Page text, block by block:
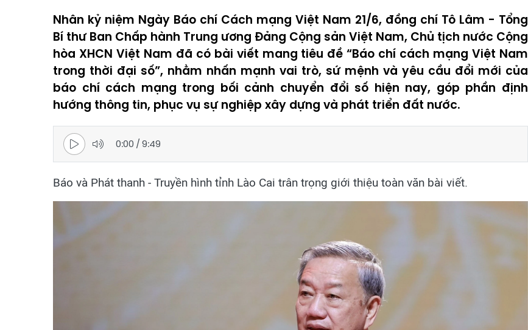
Nhân kỷ niệm Ngày Báo chí Cách mạng Việt Nam 21/6, đồng chí Tô Lâm - Tổng
Bí thư Ban Chấp hành Trung ương Đảng Cộng sản Việt Nam, Chủ tịch nước Cộng
hòa XHCN Việt Nam đã có bài viết mang tiêu đề “Báo chí cách mạng Việt Nam
trong thời đại số”, nhằm nhấn mạnh vai trò, sứ mệnh và yêu cầu đổi mới của
báo chí cách mạng trong bối cảnh chuyển đổi số hiện nay, góp phần định
hướng thông tin, phục vụ sự nghiệp xây dựng và phát triển đất nước.
0:00 /9:49
Báo và Phát thanh - Truyền hình tỉnh Lào Cai trân trọng giới thiệu toàn văn bài viết.